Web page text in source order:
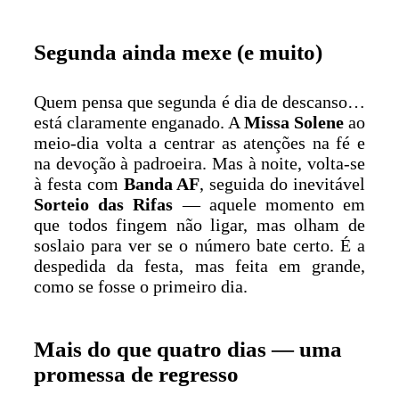
Segunda ainda mexe (e muito)
Quem pensa que segunda é dia de descanso…
está claramente enganado. A Missa Solene ao
meio-dia volta a centrar as atenções na fé e
na devoção à padroeira. Mas à noite, volta-se
à festa com Banda AF, seguida do inevitável
Sorteio das Rifas — aquele momento em
que todos fingem não ligar, mas olham de
soslaio para ver se o número bate certo. É a
despedida da festa, mas feita em grande,
como se fosse o primeiro dia.
Mais do que quatro dias — uma
promessa de regresso